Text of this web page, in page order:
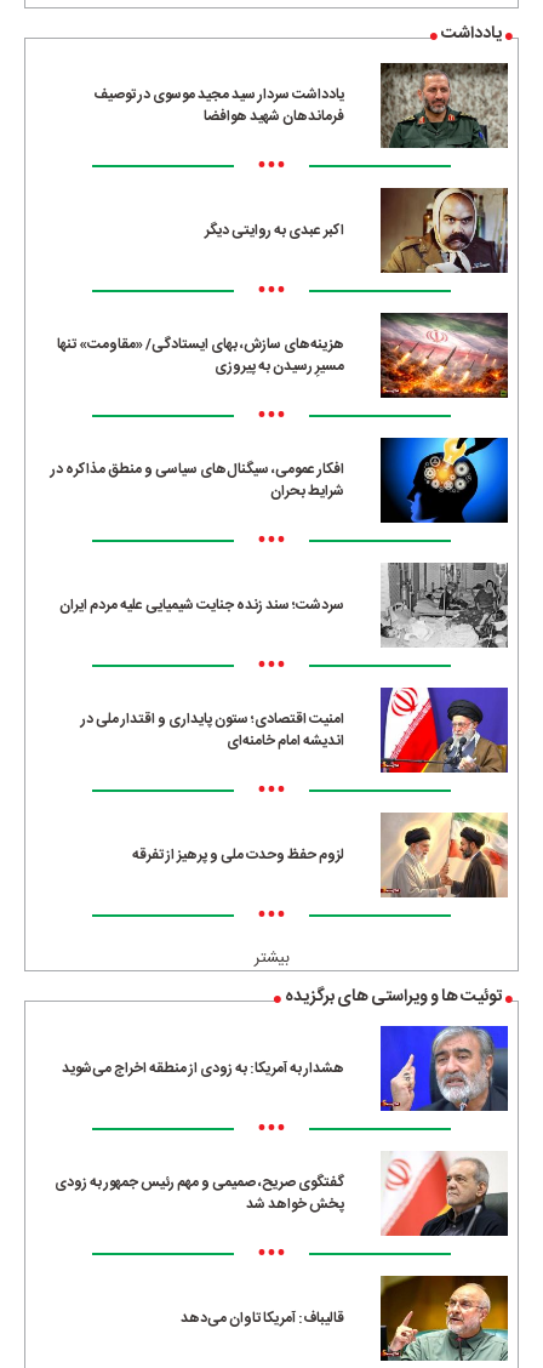
یادداشت
یادداشت سردار سید مجید موسوی در توصیف
فرماندهان شهید هوافضا
•••
اکبر عبدی به روایتی دیگر
•••
هزینه‌های سازش، بهای ایستادگی/ «مقاومت» تنها
مسیرِ رسیدن به پیروزی
•••
افکار عمومی، سیگنال‌های سیاسی و منطق مذاکره در
شرایط بحران
•••
سردشت؛ سند زنده جنایت شیمیایی علیه مردم ایران
•••
امنیت اقتصادی؛ ستون پایداری و اقتدار ملی در
اندیشه امام خامنه‌ای
•••
لزوم حفظ وحدت ملی و پرهیز از تفرقه
•••
بیشتر
توئیت ها و ویراستی های برگزیده
هشدار به آمریکا: به زودی از منطقه اخراج می‌شوید
•••
گفتگوی صریح، صمیمی و مهم رئیس جمهور به زودی
پخش خواهد شد
•••
قالیباف: آمریکا تاوان می‌دهد